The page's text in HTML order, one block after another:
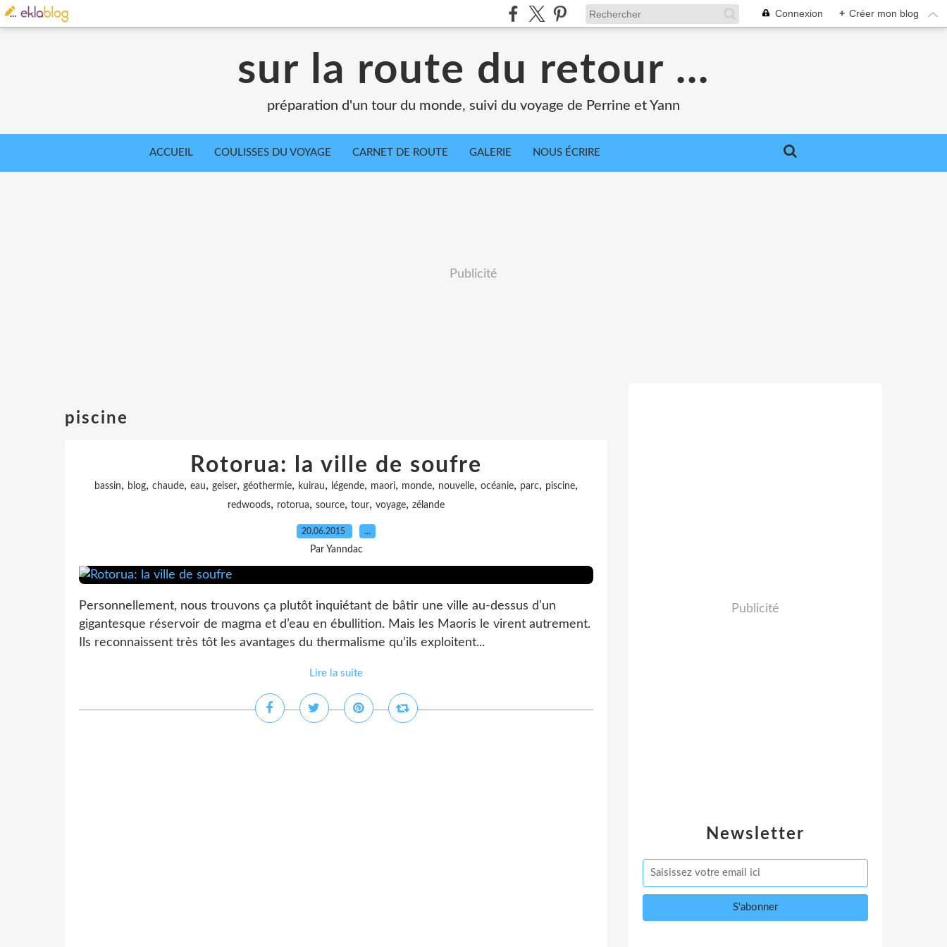
Connexion + Créer mon blog
sur la route du retour ...
préparation d'un tour du monde, suivi du voyage de Perrine et Yann
ACCUEIL COULISSES DU VOYAGE CARNET DE ROUTE GALERIE NOUS ÉCRIRE
Publicité
piscine
Rotorua: la ville de soufre
bassin, blog, chaude, eau, geiser, géothermie, kuirau, légende, maori, monde, nouvelle, océanie, parc, piscine,
redwoods, rotorua, source, tour, voyage, zélande
20.06.2015 …
Par Yanndac
Personnellement, nous trouvons ça plutôt inquiétant de bâtir une ville au-dessus d’un
gigantesque réservoir de magma et d’eau en ébullition. Mais les Maoris le virent autrement.
Ils reconnaissent très tôt les avantages du thermalisme qu’ils exploitent...
Lire la suite
Newsletter
Publicité